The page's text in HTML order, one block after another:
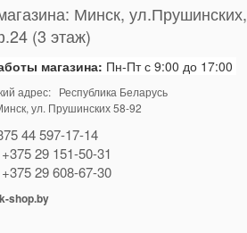
Минск, ул.Прушинских,
(3 этаж)
магазина: Пн-Пт с 9:00 до 17:00
адрес: Республика Беларусь
ул. Прушинских 58-92
44 597-17-14
+375 29 151-50-31
+375 29 608-67-30
shop.by